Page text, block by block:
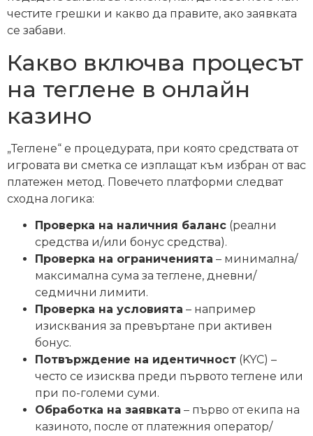
честите грешки и какво да правите, ако заявката
се забави.
Какво включва процесът
на теглене в онлайн
казино
„Теглене“ е процедурата, при която средствата от
игровата ви сметка се изплащат към избран от вас
платежен метод. Повечето платформи следват
сходна логика:
Проверка на наличния баланс (реални
средства и/или бонус средства).
Проверка на ограниченията – минимална/
максимална сума за теглене, дневни/
седмични лимити.
Проверка на условията – например
изисквания за превъртане при активен
бонус.
Потвърждение на идентичност (KYC) –
често се изисква преди първото теглене или
при по-големи суми.
Обработка на заявката – първо от екипа на
казиното, после от платежния оператор/